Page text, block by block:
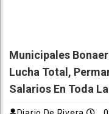
Municipales
Lucha Total,
Salarios En Toda